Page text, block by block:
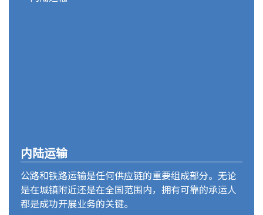
内陆运输
公路和铁路运输是任何供应链的重要组成部分。无论
是在城镇附近还是在全国范围内，拥有可靠的承运人
都是成功开展业务的关键。